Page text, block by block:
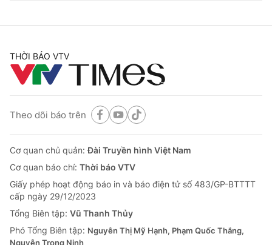
THỜI BÁO VTV
Theo dõi báo trên
Cơ quan chủ quản:Đài Truyền hình Việt Nam
Cơ quan báo chí: Thời báo VTV
Giấy phép hoạt động báo in và báo điện tử số 483/GP-BTTTT
cấp ngày 29/12/2023
Tổng Biên tập: Vũ Thanh Thủy
Phó Tổng Biên tập: Nguyễn Thị Mỹ Hạnh, Phạm Quốc Thắng,
Nguyễn Trọng Ninh